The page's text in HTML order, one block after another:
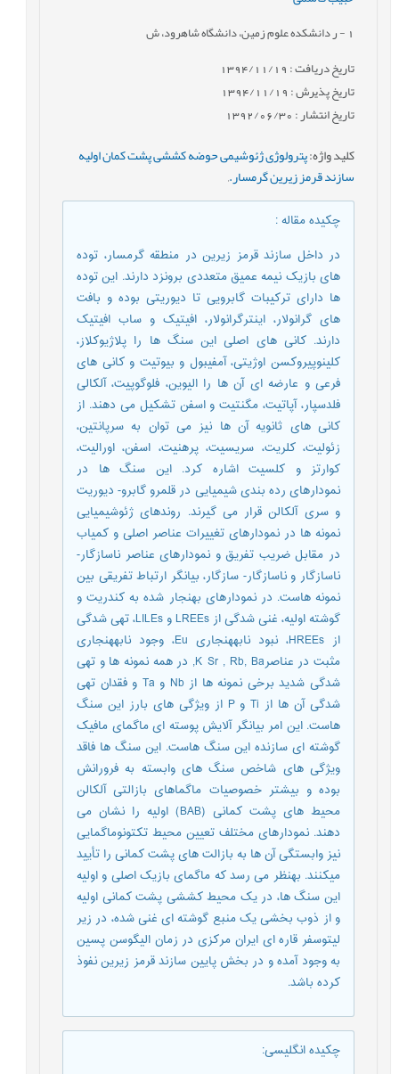
- ر دانشکده علوم زمین، دانشگاه شاهرود، ش
تاریخ دریافت : 1394/11/19
تاریخ پذیرش : 1394/11/19
تاریخ انتشار : 1392/06/30
کلید واژه:پترولوژی ژئوشیمی حوضه کششی پشت کمان اولیه
سازند قرمز زیرین گرمسار.,
چکیده مقاله:
در داخل سازند قرمز زیرین در منطقه گرمسار، توده
های بازیک نیمه عمیق متعددی برونزد دارند. این توده
ها دارای ترکیبات گابرویی تا دیوریتی بوده و بافت
های گرانولار، اینترگرانولار، افیتیک و ساب افیتیک
دارند. کانی های اصلی این سنگ ها را پلاژیوکلاز،
کلینوپیروکسن اوژیتی، آمفیبول و بیوتیت و کانی های
فرعی و عارضه ای آن ها را الیوین، فلوگوپیت، آلکالی
فلدسپار، آپاتیت، مگنتیت و اسفن تشکیل می دهند. از
کانی های ثانویه آن ها نیز می توان به سرپانتین،
زئولیت، کلریت، سریسیت، پرهنیت، اسفن، اورالیت،
کوارتز و کلسیت اشاره کرد. این سنگ ها در
نمودارهای رده بندی شیمیایی در قلمرو گابرو- دیوریت
و سری آلکالن قرار می گیرند. روندهای ژئوشیمیایی
نمونه ها در نمودارهای تغییرات عناصر اصلی و کمیاب
در مقابل ضریب تفریق و نمودارهای عناصر ناسازگار-
ناسازگار و ناسازگار- سازگار، بیان‎گر ارتباط تفریقی بین
نمونه هاست. در نمودارهای بهنجار شده به کندریت و
گوشته اولیه، غنی شدگی از LREEs و LILEs، تهی شدگی
از HREEs، نبود نابه‎‎هنجاری Eu، وجود نابه‎‎هنجاری
مثبت در عناصرK Sr , Rb, Ba, در همه نمونه ها و تهی
شدگی شدید برخی نمونه ها از Nb و Ta و فقدان تهی
شدگی آن ها از Ti و P از ویژگی های بارز این سنگ
هاست. این امر بیان‎گر آلایش پوسته ای ماگمای مافیک
گوشته ای سازنده این سنگ هاست. این سنگ ها فاقد
ویژگی های شاخص سنگ های وابسته به فرورانش
بوده و بیشتر خصوصیات ماگماهای بازالتی آلکالن
محیط های پشت کمانی (BAB) اولیه را نشان می
دهند. نمودارهای مختلف تعیین محیط تکتونوماگمایی
نیز وابستگی آن ها به بازالت های پشت کمانی را تأیید
می‎کنند. به‎نظر می رسد که ماگمای بازیک اصلی و اولیه
این سنگ ها، در یک محیط کششی پشت کمانی اولیه
و از ذوب بخشی یک منبع گوشته ای غنی شده، در زیر
لیتوسفر قاره ای ایران مرکزی در زمان الیگوسن پسین
به وجود آمده و در بخش پایین سازند قرمز زیرین نفوذ
کرده باشد.
چکیده انگلیسی: